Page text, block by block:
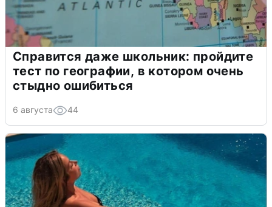
Справится даже школьник: пройдите
тест по географии, в котором очень
стыдно ошибиться
6 августа 44